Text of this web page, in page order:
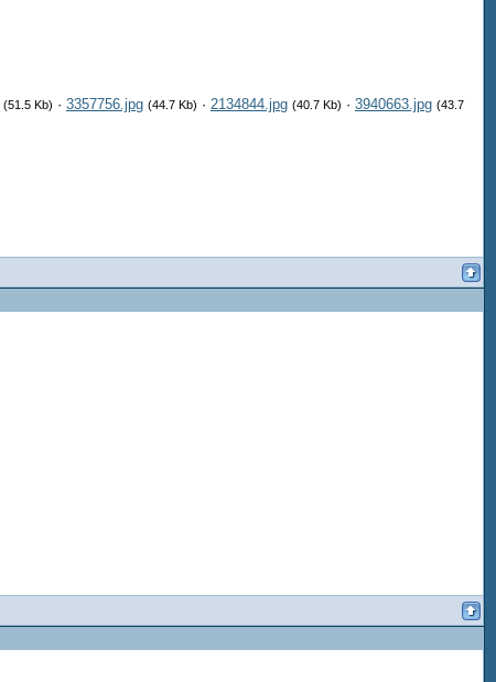
(51.5 Kb) · 3357756.jpg (44.7 Kb) · 2134844.jpg (40.7 Kb) · 3940663.jpg (43.7